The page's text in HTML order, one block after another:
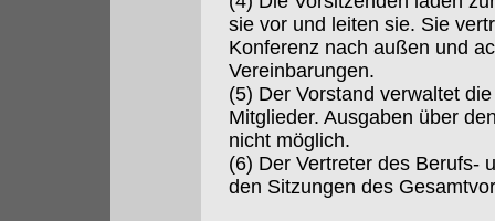
sie vor und leiten sie. Sie
Konferenz nach außen und
Vereinbarungen.
(5) Der Vorstand verwaltet
Mitglieder. Ausgaben über
nicht möglich.
(6) Der Vertreter des Berufs-
den Sitzungen des